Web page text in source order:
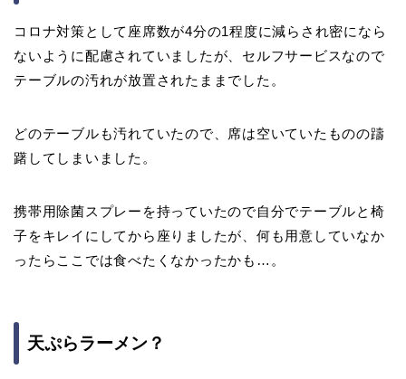
コロナ対策として座席数が4分の1程度に減らされ密になら
ないように配慮されていましたが、セルフサービスなので
テーブルの汚れが放置されたままでした。
どのテーブルも汚れていたので、席は空いていたものの躊
躇してしまいました。
携帯用除菌スプレーを持っていたので自分でテーブルと椅
子をキレイにしてから座りましたが、何も用意していなか
ったらここでは食べたくなかったかも…。
天ぷらラーメン？